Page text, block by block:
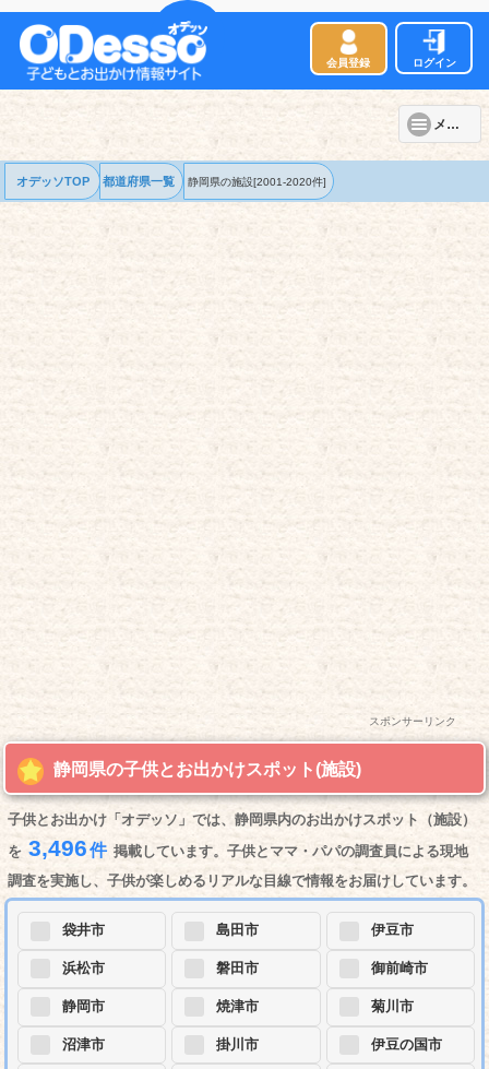
会員登録 ログイン
メニュー
オデッソTOP 都道府県一覧 静岡県の施設[2001-2020件]
スポンサーリンク
静岡県の子供とお出かけスポット(施設)
子供とお出かけ「オデッソ」では、静岡県内のお出かけスポット（施設）
を 3,496件 掲載しています。子供とママ・パパの調査員による現地
調査を実施し、子供が楽しめるリアルな目線で情報をお届けしています。
袋井市
浜松市
静岡市
沼津市
島田市
磐田市
焼津市
掛川市
伊豆市
御前崎市
菊川市
伊豆の国市